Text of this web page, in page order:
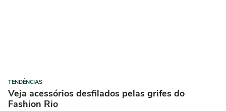
TENDÊNCIAS
Veja acessórios desfilados pelas grifes do
Fashion Rio